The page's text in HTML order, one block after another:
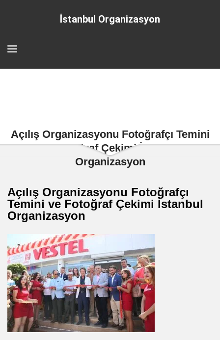
İstanbul Organizasyon
Açılış Organizasyonu Fotoğrafçı Temini
ve Fotoğraf Çekimi İstanbul
Organizasyon
Açılış Organizasyonu Fotoğrafçı
Temini ve Fotoğraf Çekimi İstanbul
Organizasyon